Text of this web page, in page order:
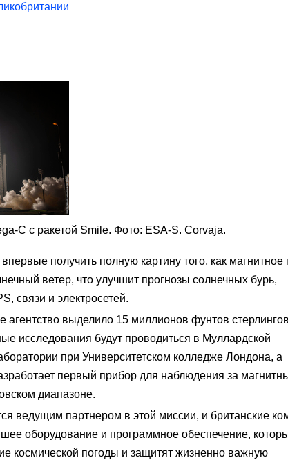
C с ракетой Smile. Фото: ESA-S. Corvaja.
получить полную картину того, как магнитное
ветер, что улучшит прогнозы солнечных бурь,
связи и электросетей.
агентство выделило 15 миллионов фунтов
исследования будут проводиться в Муллардской
при Университетском колледже Лондона, а
первый прибор для наблюдения за
диапазоне.
ведущим партнером в этой миссии, и британские
оборудование и программное обеспечение,
космической погоды и защитят жизненно важную